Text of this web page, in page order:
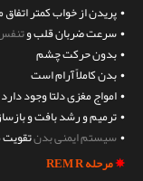
• پریدن از خواب کمتر اتفاق
• سرعت ضربان قلب و
• بدون حرکت چشم
• بدن کاملاً آرام است
• امواج مغزی دلتا وجود دارد
• ترمیم و رشد بافت و
•سیستم ایمنی بدن
✵مرحله REM R